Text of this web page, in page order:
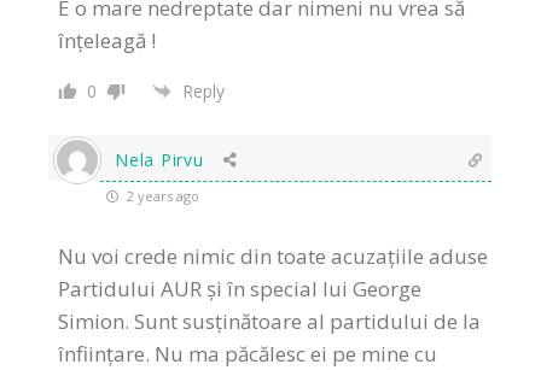
E o mare nedreptate dar nimeni nu vrea să
înțeleagă !
0 Reply
Nela Pirvu
2 years ago
Nu voi crede nimic din toate acuzațiile aduse
Partidului AUR și în special lui George
Simion. Sunt susținătoare al partidului de la
înființare. Nu ma păcălesc ei pe mine cu